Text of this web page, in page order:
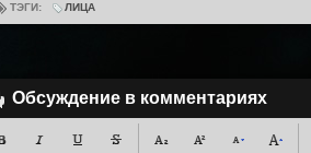
ТЭГИ: ЛИЦА
Обсуждение в комментариях